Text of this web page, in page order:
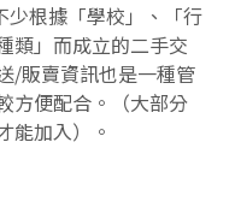
少根據「學校」、「行
類」而成立的二手交
/販賣資訊也是一種管
方便配合。（大部分
能加入）。